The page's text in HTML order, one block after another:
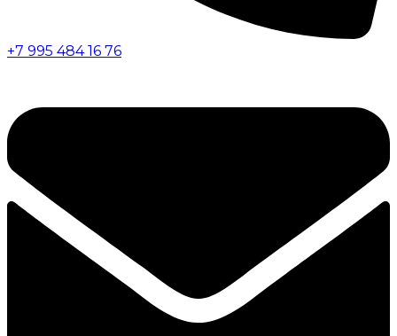
+7 995 484 16 76